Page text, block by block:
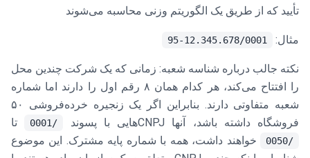
تأیید که از طریق یک الگوریتم وزنی محاسبه می‌شوند
مثال: 12.345.678/0001-95
نکته جالب درباره شناسه شعبه: زمانی که یک شرکت چندین محل
را افتتاح می‌کند، هر کدام همان ۸ رقم اول را دارند اما شماره
شعبه متفاوتی دارند. بنابراین اگر یک زنجیره خرده‌فروشی ۵۰
فروشگاه داشته باشد، آنها CNPJ‌هایی با پسوند
/0001 تا
/0050
خواهند داشت، همه با شماره پایه مشترک. این موضوع